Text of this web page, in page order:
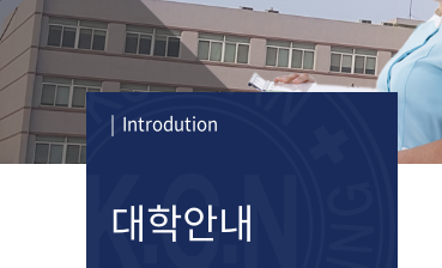
| Introdution
대학안내